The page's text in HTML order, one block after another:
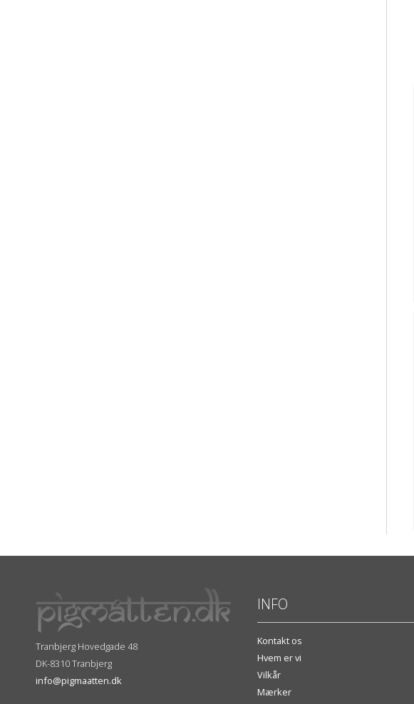
Tranbjerg Hovedgade 48
DK-8310 Tranbjerg
info@pigmaatten.dk
INFO
Kontakt os
Hvem er vi
Vilkår
Mærker